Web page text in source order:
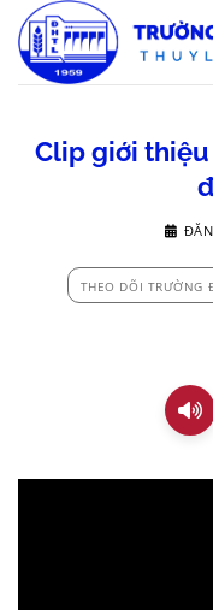
qua
nội
Clip giới
THEO DÕI TRƯỜNG